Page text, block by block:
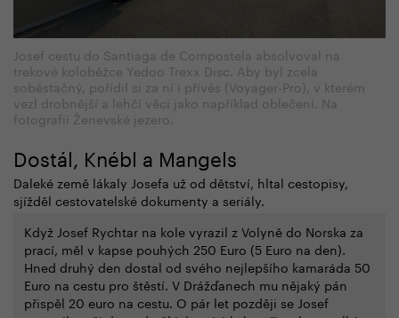
Josef cestu do Santiaga de Compostela absolvoval na
trekové koloběžce Yedoo Trexx Disc. Aby byl zcela
soběstačný, pořídil si za ní i přívěs (Voyager-Pro), v kterém
vezl drobnější a lehčí věci jako například oblečení. Na
fotografii Ženevské jezero.
Dostál, Knébl a Mangels
Daleké země lákaly Josefa už od dětství, hltal cestopisy,
sjížděl cestovatelské dokumenty a seriály.
Když Josef Rychtar na kole vyrazil z Volyně do Norska za
prací, měl v kapse pouhých 250 Euro (5 Euro na den).
Hned druhý den dostal od svého nejlepšího kamaráda 50
Euro na cestu pro štěstí. V Drážďanech mu nějaký pán
přispěl 20 euro na cestu. O pár let později se Josef